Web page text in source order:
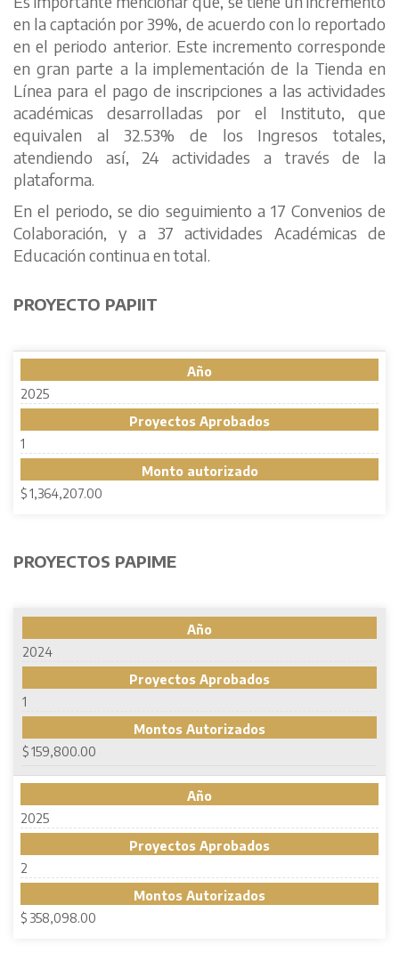
en la captación por 39%, de acuerdo con lo reportado
en el periodo anterior. Este incremento corresponde
en gran parte a la implementación de la Tienda en
Línea para el pago de inscripciones a las actividades
académicas desarrolladas por el Instituto, que
equivalen al 32.53% de los Ingresos totales,
atendiendo así, 24 actividades a través de la
plataforma.
En el periodo, se dio seguimiento a 17 Convenios de
Colaboración, y a 37 actividades Académicas de
Educación continua en total.
PROYECTO PAPIIT
Año
2025
Proyectos Aprobados
1
Monto autorizado
$ 1,364,207.00
PROYECTOS PAPIME
Año
2024
Proyectos Aprobados
1
Montos Autorizados
$ 159,800.00
Año
2025
Proyectos Aprobados
2
Montos Autorizados
$ 358,098.00